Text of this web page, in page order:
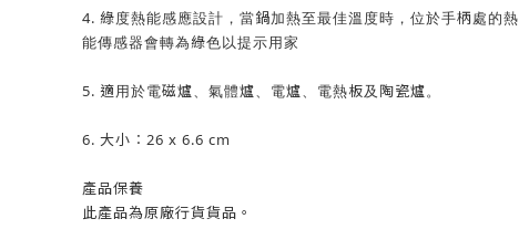
4. 綠度熱能感應設計，當鍋加熱至最佳溫度時，位於手柄處的熱
能傳感器會轉為綠色以提示用家
5. 適用於電磁爐、氣體爐、電爐、電熱板及陶瓷爐。
6. 大小︰26 x 6.6 cm
產品保養
此產品為原廠行貨貨品。